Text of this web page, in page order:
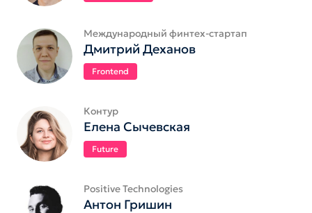
Международный финтех-стартап
Дмитрий Деханов
Frontend
Контур
Елена Сычевская
Future
Positive Technologies
Антон Гришин